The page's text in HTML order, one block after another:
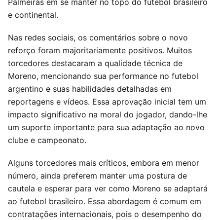
e continental.
Nas redes sociais, os comentários sobre o novo
reforço foram majoritariamente positivos. Muitos
torcedores destacaram a qualidade técnica de
Moreno, mencionando sua performance no futebol
argentino e suas habilidades detalhadas em
reportagens e vídeos. Essa aprovação inicial tem um
impacto significativo na moral do jogador, dando-lhe
um suporte importante para sua adaptação ao novo
clube e campeonato.
Alguns torcedores mais críticos, embora em menor
número, ainda preferem manter uma postura de
cautela e esperar para ver como Moreno se adaptará
ao futebol brasileiro. Essa abordagem é comum em
contratações internacionais, pois o desempenho do